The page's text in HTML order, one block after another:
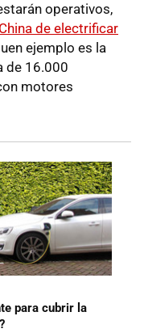
operativos,
de electrificar
ejemplo es la
de 16.000
motores
para cubrir la